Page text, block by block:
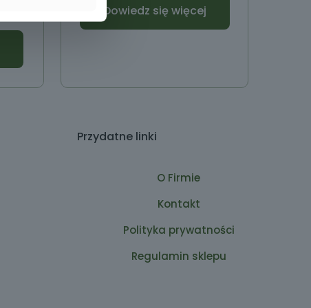
Dowiedz się więcej
Przydatne linki
O Firmie
Kontakt
Polityka prywatności
Regulamin sklepu